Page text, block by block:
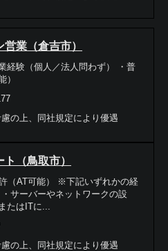
営業（倉吉市）
経験（個人／法人問わず） ・普
）
の上、同社規定により優遇
（鳥取市）
（AT可能） ※下記いずれかの経
サーバーやネットワークの設
たはITに...
の上、同社規定により優遇